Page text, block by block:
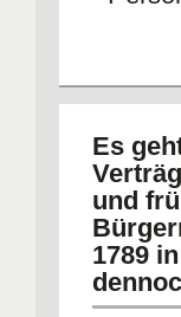
Es
und
1789